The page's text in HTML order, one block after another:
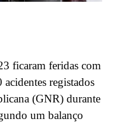
ficaram feridas com
registados
(GNR) durante
um balanço